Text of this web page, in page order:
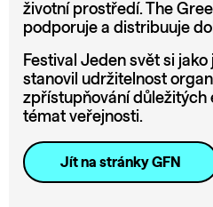
životní prostředí. The
podporuje a distribuuje
Festival Jeden svět si
stanovil udržitelnost
zpřístupňování důležitých
témat veřejnosti.
Jít na stránky GFN